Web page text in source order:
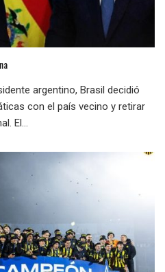
argentino, Brasil decidió
con el país vecino y retirar
El...